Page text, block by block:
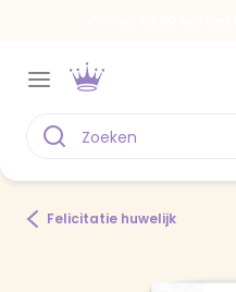
Felicitatie huwelijk